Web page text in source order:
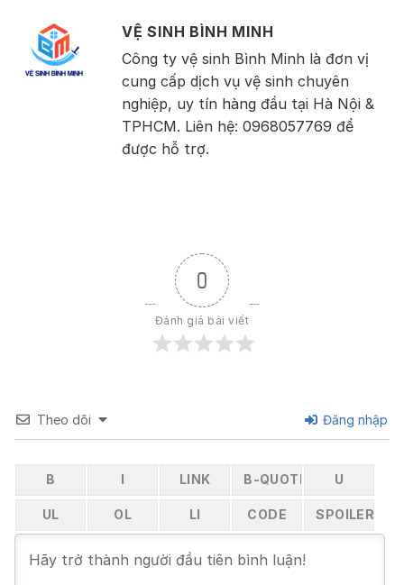
VỆ SINH BÌNH MINH
Công ty vệ sinh Bình Minh là đơn vị
cung cấp dịch vụ vệ sinh chuyên
nghiệp, uy tín hàng đầu tại Hà Nội &
TPHCM. Liên hệ: 0968057769 để
được hỗ trợ.
0
Đánh giá bài viết
Theo dõi Đăng nhập